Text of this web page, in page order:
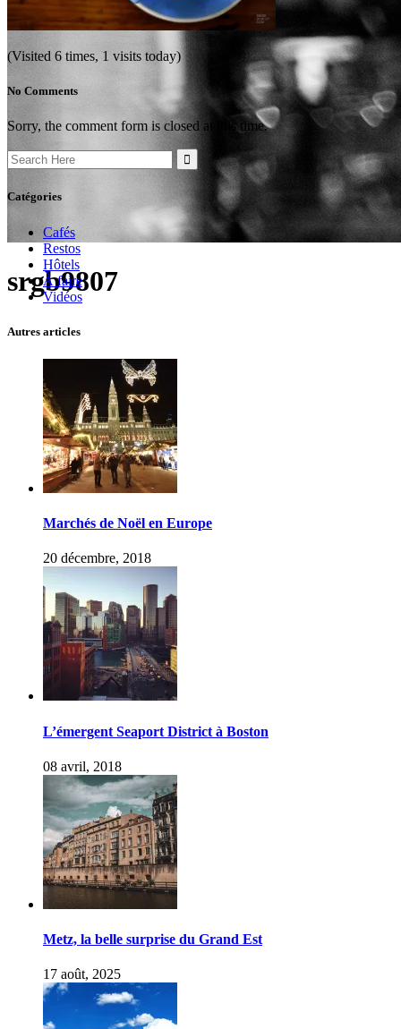
srgb9807
(Visited 6 times, 1 visits today)
No Comments
Sorry, the comment form is closed at this time.
Search
for:
Catégories
Cafés
Restos
Hôtels
À faire
Vidéos
Autres articles
Marchés de Noël en Europe
20 décembre, 2018
L’émergent Seaport District à Boston
08 avril, 2018
Metz, la belle surprise du Grand Est
17 août, 2025